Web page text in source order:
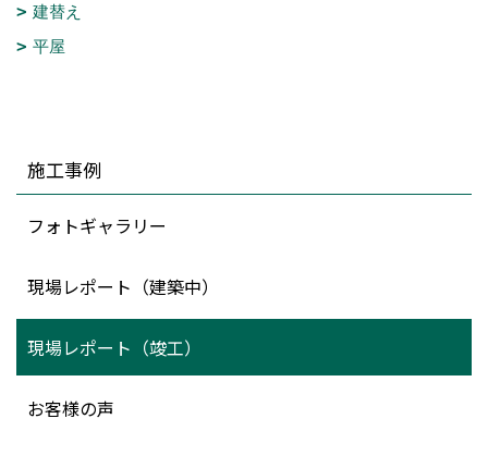
建替え
平屋
施工事例
フォトギャラリー
現場レポート（建築中）
現場レポート（竣工）
お客様の声